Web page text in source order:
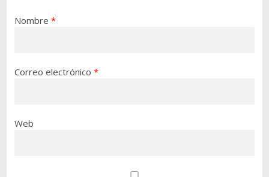
Nombre *
Correo electrónico *
Web